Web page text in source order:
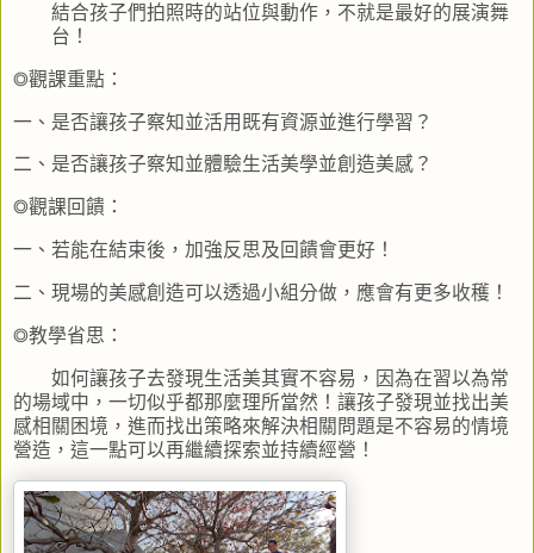
結合孩子們拍照時的站位與動作，不就是最好的展演舞
台！
◎觀課重點：
一、是否讓孩子察知並活用既有資源並進行學習？
二、是否讓孩子察知並體驗生活美學並創造美感？
◎觀課回饋：
一、若能在結束後，加強反思及回饋會更好！
二、現場的美感創造可以透過小組分做，應會有更多收穫！
◎教學省思：
如何讓孩子去發現生活美其實不容易，因為在習以為常
的場域中，一切似乎都那麼理所當然！讓孩子發現並找出美
感相關困境，進而找出策略來解決相關問題是不容易的情境
營造，這一點可以再繼續探索並持續經營！